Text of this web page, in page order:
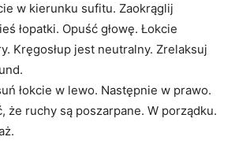
w kierunku sufitu. Zaokrąglij
łopatki. Opuść głowę. Łokcie
Kręgosłup jest neutralny. Zrelaksuj
łokcie w lewo. Następnie w prawo.
że ruchy są poszarpane. W porządku.